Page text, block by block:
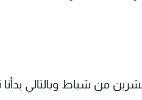
من شباط وبالتالي